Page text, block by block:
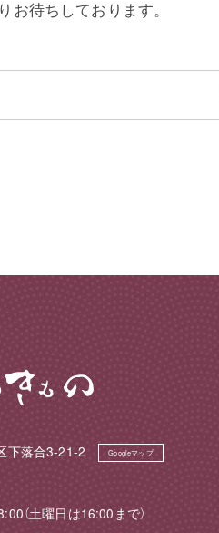
お待ちしております。
下落合3-21-2 Googleマップ
（土曜日は16:00まで）